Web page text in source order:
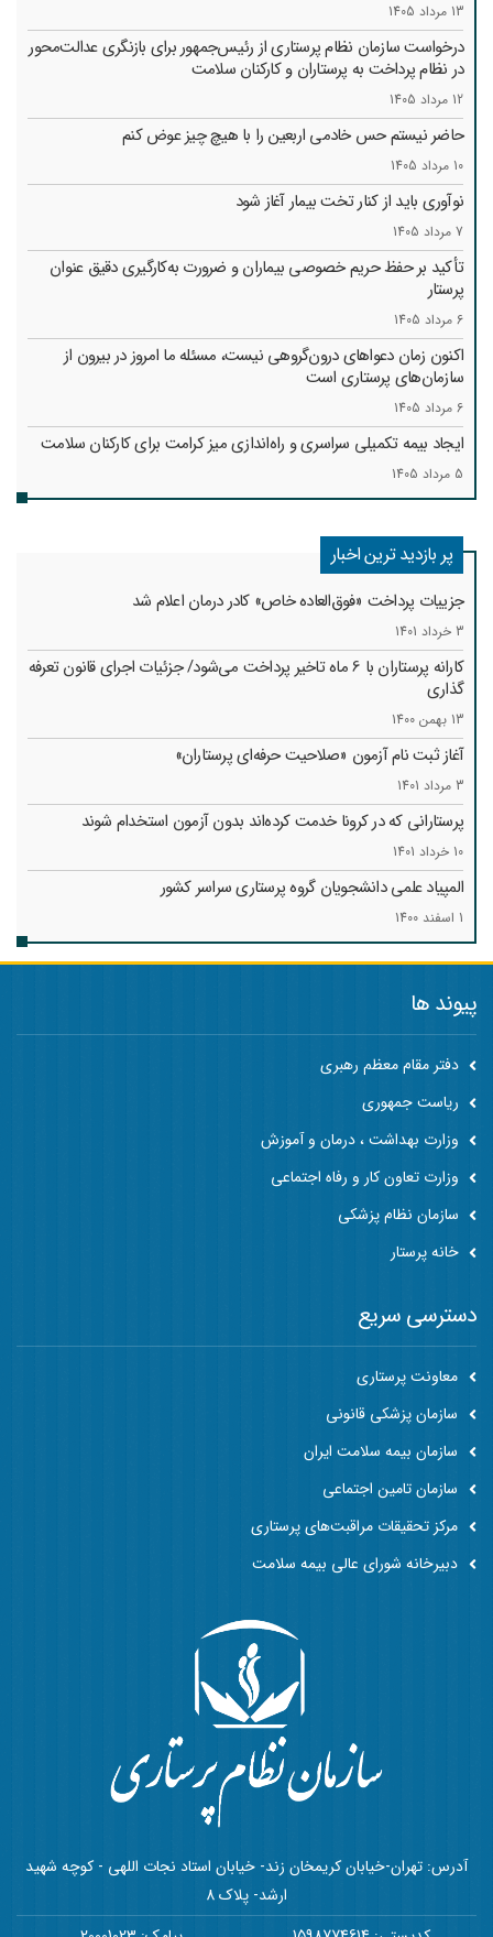
13 مرداد 1405
درخواست سازمان نظام پرستاری از رئیس‌جمهور برای بازنگری عدالت‌محور
در نظام پرداخت به پرستاران و کارکنان سلامت
12 مرداد 1405
حاضر نیستم حس خادمی اربعین را با هیچ چیز عوض کنم
10 مرداد 1405
نوآوری باید از کنار تخت بیمار آغاز شود
7 مرداد 1405
تأکید بر حفظ حریم خصوصی بیماران و ضرورت به‌کارگیری دقیق عنوان
پرستار
6 مرداد 1405
اکنون زمان دعواهای درون‌گروهی نیست، مسئله ما امروز در بیرون از
سازمان‌های پرستاری است
6 مرداد 1405
ایجاد بیمه تکمیلی سراسری و راه‌اندازی میز کرامت برای کارکنان سلامت
5 مرداد 1405
پر بازدید ترین اخبار
جزییات پرداخت «فوق‌العاده خاص» کادر درمان اعلام شد
3 خرداد 1401
کارانه‌ پرستاران با 6 ماه تاخیر پرداخت می‌شود/ جزئیات اجرای قانون تعرفه
گذاری
13 بهمن 1400
آغاز ثبت نام آزمون «صلاحیت حرفه‌ای پرستاران»
3 مرداد 1401
پرستارانی که در کرونا خدمت کرد‌ه‌اند بدون آزمون استخدام شوند
10 خرداد 1401
المپیاد علمی دانشجویان گروه پرستاری سراسر کشور
1 اسفند 1400
پیوند ها
دفتر مقام معظم رهبری
ریاست جمهوری
وزارت بهداشت ، درمان و آموزش
وزارت تعاون کار و رفاه اجتماعی
سازمان نظام پزشکی
خانه پرستار
آدرس: تهران-خیابان کریمخان زند- خیابان استاد نجات اللهی - کوچه شهید
ارشد- پلاک 8
دسترسی سریع
معاونت پرستاری
سازمان پزشکی قانونی
سازمان بیمه سلامت ایران
سازمان تامین اجتماعی
مرکز تحقیقات مراقبت‌های پرستاری
دبیرخانه شورای عالی بیمه سلامت